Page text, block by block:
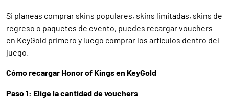
Si planeas comprar skins populares, skins limitadas, skins de
regreso o paquetes de evento, puedes recargar vouchers
en KeyGold primero y luego comprar los artículos dentro del
juego.
Cómo recargar Honor of Kings en KeyGold
Paso 1: Elige la cantidad de vouchers